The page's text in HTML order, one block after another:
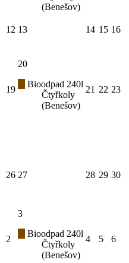
(Benešov)
12 13 14 15 16
19
20
Bioodpad 240l
Čtyřkoly
(Benešov)
21 22 23
26 27 28 29 30
2
3
Bioodpad 240l
Čtyřkoly
(Benešov)
4 5 6